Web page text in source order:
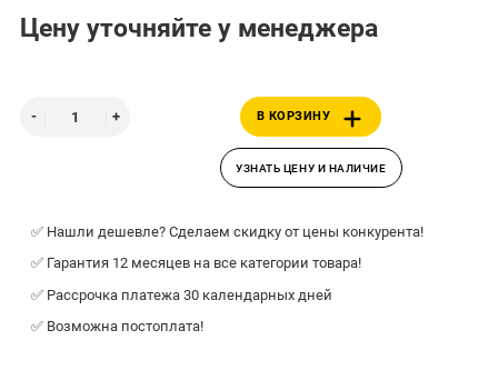
Цену уточняйте у менеджера
В КОРЗИНУ
УЗНАТЬ ЦЕНУ И НАЛИЧИЕ
✅ Нашли дешевле? Сделаем скидку от цены конкурента!
✅ Гарантия 12 месяцев на все категории товара!
✅ Рассрочка платежа 30 календарных дней
✅ Возможна постоплата!